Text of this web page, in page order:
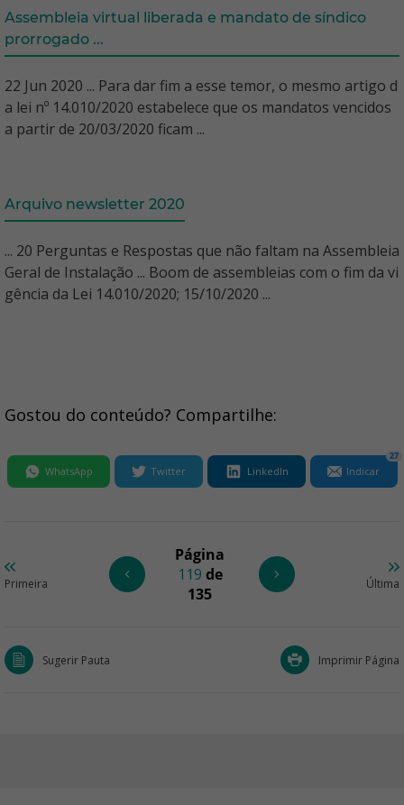
Assembleia virtual liberada e mandato de síndico
prorrogado ...
22 Jun 2020 ... Para dar fim a esse temor, o mesmo artigo d
a lei nº 14.010/2020 estabelece que os mandatos vencidos
a partir de 20/03/2020 ficam ...
Arquivo newsletter 2020
... 20 Perguntas e Respostas que não faltam na Assembleia
Geral de Instalação ... Boom de assembleias com o fim da vi
gência da Lei 14.010/2020; 15/10/2020 ...
Gostou do conteúdo? Compartilhe:
WhatsApp Twitter LinkedIn Indicar
27
Primeira
Página
119 de
135
Última
Sugerir Pauta Imprimir Página